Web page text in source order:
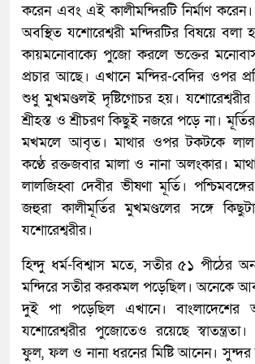
করেন এবং এই কালীমন্দিরটি নির্মাণ
অবস্থিত যশোরেশ্বরী মন্দিরটির বিষয়ে
কায়মনোবাক্যে পুজো করলে ভক্তের
প্রচার আছে। এখানে মন্দির-বেদির ওপর
শুধু মুখমণ্ডলই দৃষ্টিগোচর হয়। যশোরেশ্বরীর
শ্রীহস্ত ও শ্রীচরণ কিছুই নজরে পড়ে না।
মখমলে আবৃত। মাথার ওপর টকটকে লাল
কণ্ঠে রক্তজবার মালা ও নানা অলংকার।
লালজিহ্বা দেবীর ভীষণা মূর্তি।
জহুরা কালীমূর্তির মুখমণ্ডলের সঙ্গে
যশোরেশ্বরীর।
হিন্দু ধর্ম-বিশ্বাস মতে, সতীর ৫১ পীঠের
মন্দিরে সতীর করকমল পড়েছিল। অনেকে
দুই পা পড়েছিল এখানে। বাংলাদেশের
যশোরেশ্বরীর পুজোতেও রয়েছে
ফুল, ফল ও নানা ধরনের মিষ্টি আনেন। সুন্দর